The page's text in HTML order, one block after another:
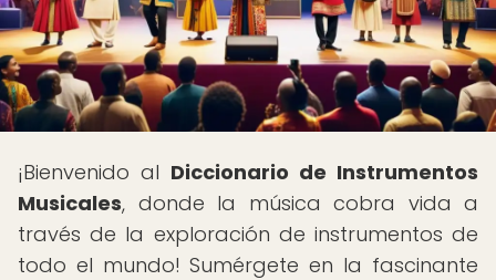
¡Bienvenido al Diccionario de Instrumentos
Musicales, donde la música cobra vida a
través de la exploración de instrumentos de
todo el mundo! Sumérgete en la fascinante